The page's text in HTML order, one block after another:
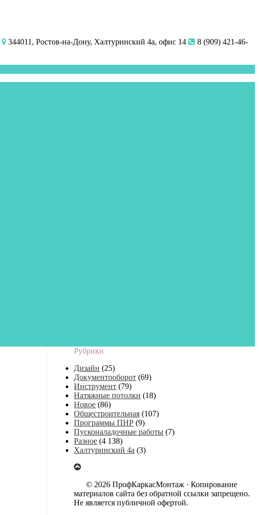
344011, Ростов-на-Дону, Халтуринский 4а, офис 14
8 (909) 421-46-
Рубрики
Дизайн (25)
Документооборот (69)
Инструмент (79)
Натяжные потолки (18)
Новое (86)
Общестроительная (107)
Программы ПНР (9)
Пусконаладочные работы (7)
Разное (4 138)
Халтуринский 4а (3)
© 2026 ПрофКаркасМонтаж · Копирование
материалов сайта без обратной ссылки запрещено.
Не является публичной офертой.